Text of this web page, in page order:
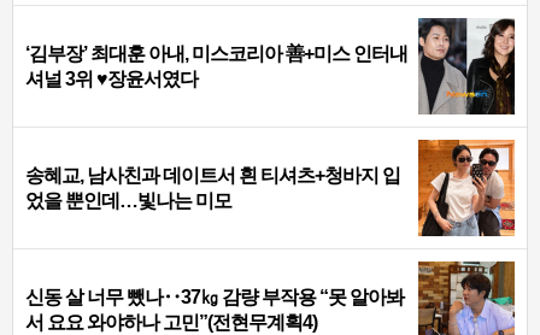
‘김부장’ 최대훈 아내, 미스코리아 善+미스 인터내
셔널 3위 ♥장윤서였다
송혜교, 남사친과 데이트서 흰 티셔츠+청바지 입
었을 뿐인데…빛나는 미모
신동 살 너무 뺐나‥37㎏ 감량 부작용 “못 알아봐
서 요요 와야하나 고민”(전현무계획4)